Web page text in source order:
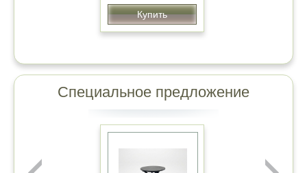
Призма 1,8мм 500мм
Купить
Специальное предложение